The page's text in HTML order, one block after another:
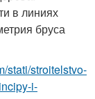
в линиях
бруса
stati/stroitelstvo-
i-